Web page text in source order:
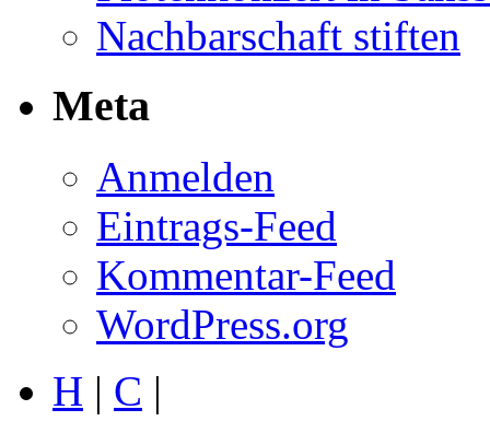
Nachbarschaft stiften
Meta
Anmelden
Eintrags-Feed
Kommentar-Feed
WordPress.org
H | C |